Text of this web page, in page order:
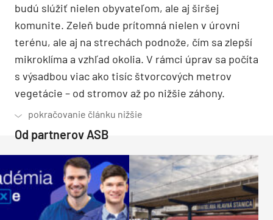
budú slúžiť nielen obyvateľom, ale aj širšej
komunite. Zeleň bude prítomná nielen v úrovni
terénu, ale aj na strechách podnože, čím sa zlepší
mikroklíma a vzhľad okolia. V rámci úprav sa počíta
s výsadbou viac ako tisíc štvorcových metrov
vegetácie – od stromov až po nižšie záhony.
Od partnerov ASB